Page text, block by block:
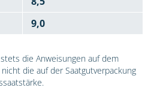
9,0
die Anweisungen auf dem
die auf der Saatgutverpackung